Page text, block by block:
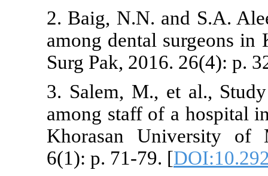
2. Baig,
among
Surg Pak,
3. Salem,
among staff
Khorasan
6(1): p. 71-